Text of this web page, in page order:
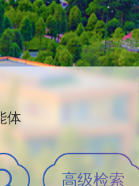
体
高级检索